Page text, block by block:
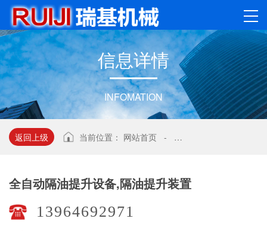
信息详情
INFOMATION
返回上级 当前位置： 网站首页 - 全自动隔油提升设备,隔
全自动隔油提升设备,隔油提升装置
13964692971